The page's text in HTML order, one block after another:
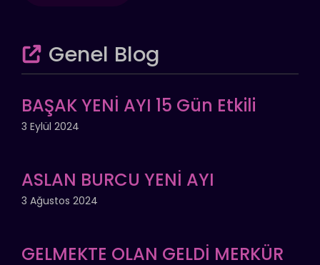
Genel Blog
BAŞAK YENİ AYI 15 Gün Etkili
3 Eylül 2024
ASLAN BURCU YENİ AYI
3 Ağustos 2024
GELMEKTE OLAN GELDİ MERKÜR